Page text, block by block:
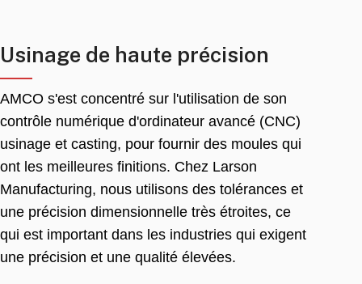
Usinage de haute précision
AMCO s'est concentré sur l'utilisation de son
contrôle numérique d'ordinateur avancé (CNC)
usinage et casting, pour fournir des moules qui
ont les meilleures finitions. Chez Larson
Manufacturing, nous utilisons des tolérances et
une précision dimensionnelle très étroites, ce
qui est important dans les industries qui exigent
une précision et une qualité élevées.